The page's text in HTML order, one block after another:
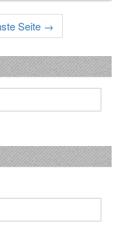
Seite →